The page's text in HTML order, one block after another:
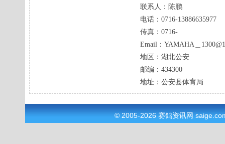
联系人： 陈鹏
电话： 0716-13886635977
传真： 0716-
Email： YAMAHA＿
地区： 湖北公安
邮编： 434300
地址： 公安县体育局
© 2005-2026 赛鸽资讯网